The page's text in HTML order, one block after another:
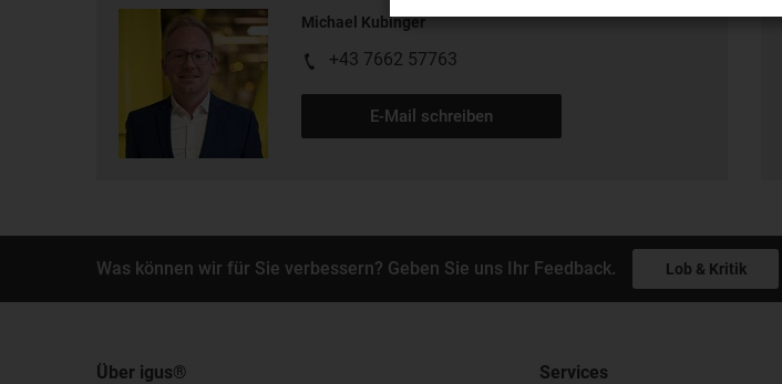
Michael Kubinger
+43 7662 57763
E-Mail schreiben
Was können wir für Sie verbessern? Geben Sie uns Ihr Feedback. Lob & Kritik
Über igus® Services